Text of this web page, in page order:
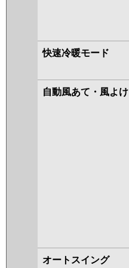
快速冷暖モード
自動風あて・風よけ
オートスイング